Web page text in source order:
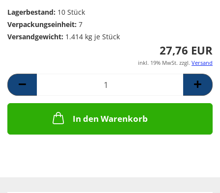
Lagerbestand: 10 Stück
Verpackungseinheit: 7
Versandgewicht: 1.414 kg je Stück
27,76 EUR
inkl. 19% MwSt. zzgl. Versand
In den Warenkorb